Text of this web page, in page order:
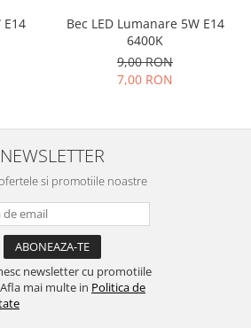
E14
Bec LED Lumanare 5W E14
6400K
9,00 RON
7,00 RON
NEWSLETTER
si promotiile noastre
newsletter cu promotiile
mai multe in Politica de